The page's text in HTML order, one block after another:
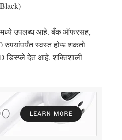
उपलब्ध आहे. बँक ऑफरसह,
रुपयांपर्यंत स्वस्त होऊ शकतो.
डिस्प्ले देत आहे. शक्तिशाली